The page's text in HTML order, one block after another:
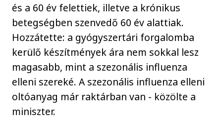
és a 60 év felettiek, illetve a krónikus
betegségben szenvedő 60 év alattiak.
Hozzátette: a gyógyszertári forgalomba
kerülő készítmények ára nem sokkal lesz
magasabb, mint a szezonális influenza
elleni szereké. A szezonális influenza elleni
oltóanyag már raktárban van - közölte a
miniszter.